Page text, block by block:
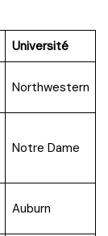
Université
Northwestern
Notre Dame
Auburn